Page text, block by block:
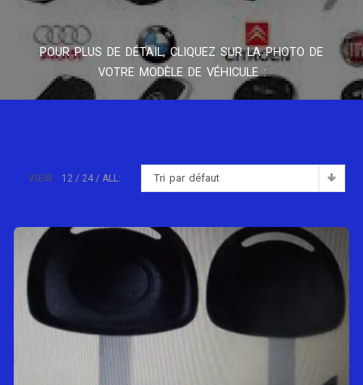
POUR PLUS DE DÉTAIL, CLIQUEZ SUR LA PHOTO DE
VOTRE MODÈLE DE VÉHICULE :
Tri par défaut
VIEW: 12 24 ALL: